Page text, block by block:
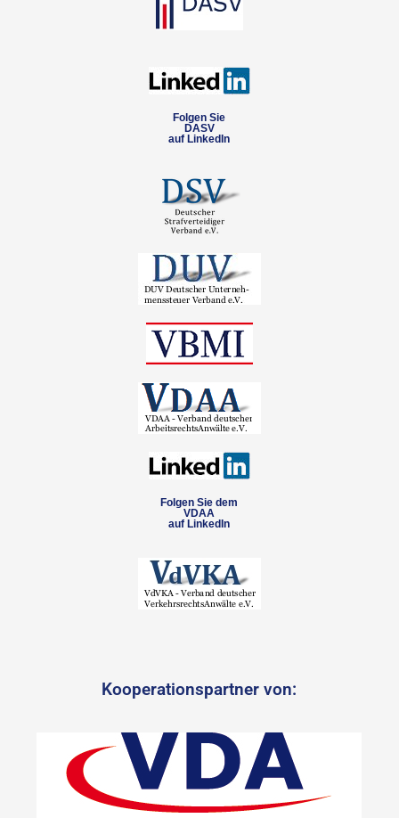
Folgen Sie
DASV
auf LinkedIn
Folgen Sie dem
VDAA
auf LinkedIn
Kooperationspartner von: